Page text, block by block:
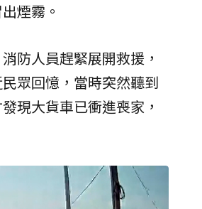
煙霧。
防人員趕緊展開救援，
眾回憶，當時突然聽到
現大貨車已衝進喪家，